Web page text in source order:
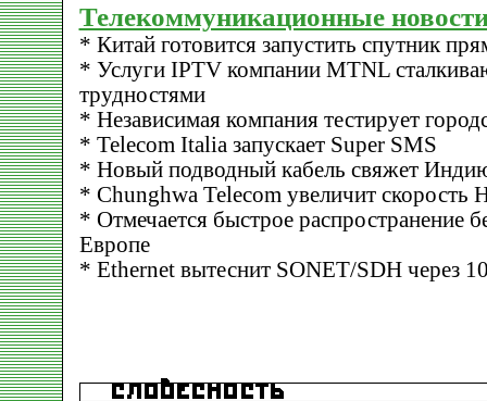
Телекоммуникационные
* Китай готовится запустить спутник
* Услуги IPTV компании MTNL
трудностями
* Независимая компания тестирует
* Telecom Italia запускает Super SMS
* Новый подводный кабель свяжет
* Chunghwa Telecom увеличит скорость
* Отмечается быстрое распространение
Европе
* Ethernet вытеснит SONET/SDH через